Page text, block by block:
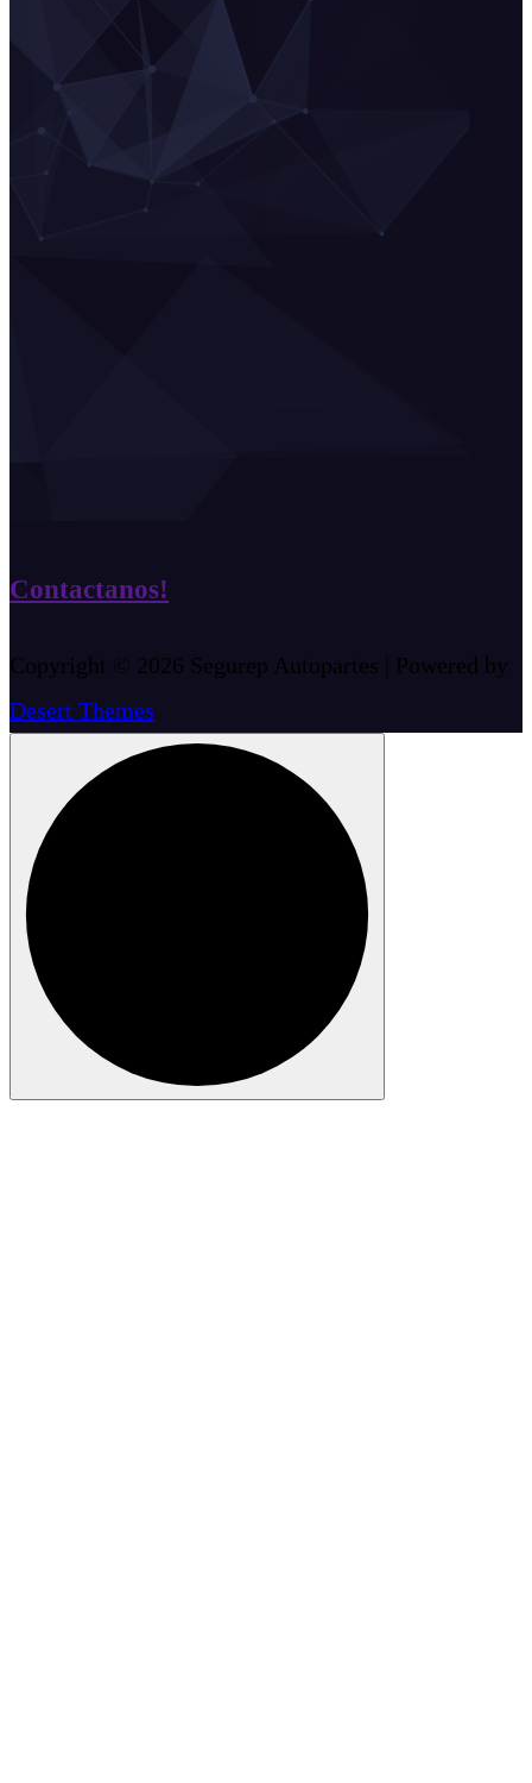
Contactanos!
Copyright © 2026 Segurep Autopartes | Powered by
Desert Themes